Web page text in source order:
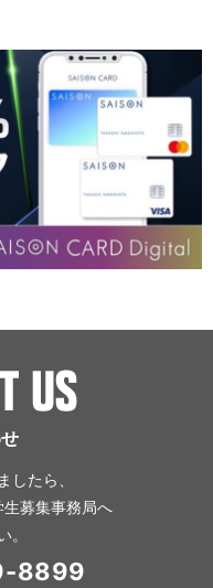
したら、
募集事務局へ
。
8899